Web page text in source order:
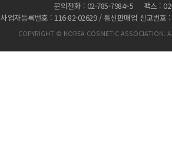
문의전화 : 02-785-7984~5 팩스 :
사업자등록번호 : 116-82-02629 / 통신판매업 신고번호
COPYRIGHT © KOREA COSMETIC ASSOCIATION.